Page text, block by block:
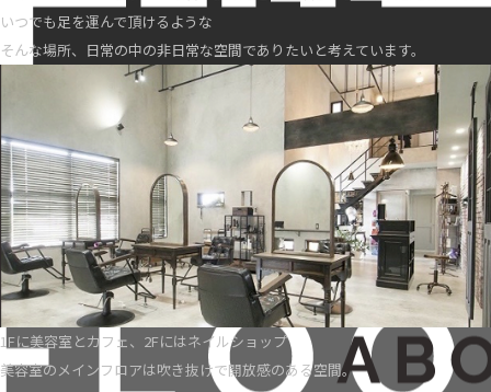
いつでも足を運んで頂けるような
そんな場所、日常の中の非日常な空間でありたいと考えています。
1Fに美容室とカフェ、2Fにはネイルショップ
美容室のメインフロアは吹き抜けで開放感のある空間。